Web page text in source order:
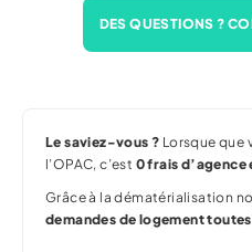
DES QUESTIONS ?
Le saviez-vous ? Lorsque que
l’OPAC, c’est 0 frais d’agence
Grâce à la dématérialisation
demandes de logement toutes